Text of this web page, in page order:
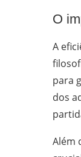
O
A
para
dos
Além